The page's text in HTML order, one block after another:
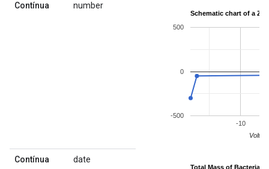
Contínua number
Contínua date